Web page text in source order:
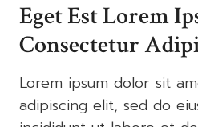
Eget Est Lorem
Consectetur
Lorem ipsum dolor sit
adipiscing elit, sed do